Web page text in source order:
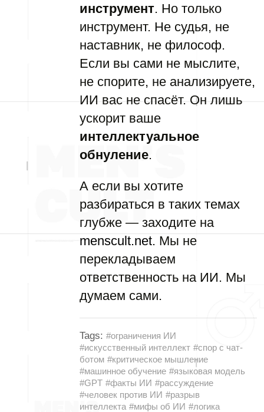
инструмент. Но только
инструмент. Не судья, не
наставник, не философ.
Если вы сами не мыслите,
не спорите, не анализируете,
ИИ вас не спасёт. Он лишь
ускорит ваше
интеллектуальное
обнуление.
А если вы хотите
разбираться в таких темах
глубже — заходите на
menscult.net. Мы не
перекладываем
ответственность на ИИ. Мы
думаем сами.
Tags: #ограничения ИИ
#искусственный интеллект #спор с чат-
ботом #критическое мышление
#машинное обучение #языковая модель
#GPT #факты ИИ #рассуждение
#человек против ИИ #разрыв
интеллекта #мифы об ИИ #логика